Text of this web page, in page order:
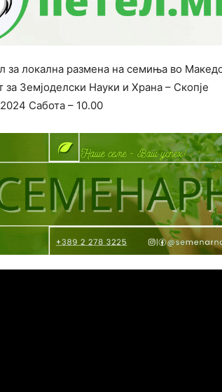
за локална размена на семиња во
за Земјоделски Науки и Храна – Скопје
Сабота – 10.00